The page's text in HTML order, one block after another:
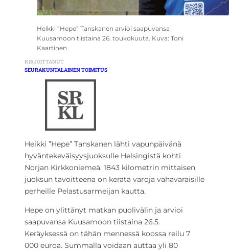
Heikki ”Hepe” Tanskanen arvioi saapuvansa
Kuusamoon tiistaina 26. toukokuuta. Kuva: Toni
Kaartinen
KIRJOITTANUT
SEURAKUNTALAINEN TOIMITUS
Heikki ”Hepe” Tanskanen lähti vapunpäivänä
hyväntekeväisyysjuoksulle Helsingistä kohti
Norjan Kirkkoniemeä. 1843 kilometrin mittaisen
juoksun tavoitteena on kerätä varoja vähävaraisille
perheille Pelastusarmeijan kautta.
Hepe on ylittänyt matkan puolivälin ja arvioi
saapuvansa Kuusamoon tiistaina 26.5.
Keräyksessä on tähän mennessä koossa reilu 7
000 euroa. Summalla voidaan auttaa yli 80